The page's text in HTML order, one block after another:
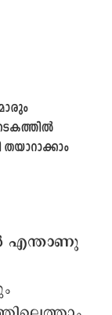
എന്താണു